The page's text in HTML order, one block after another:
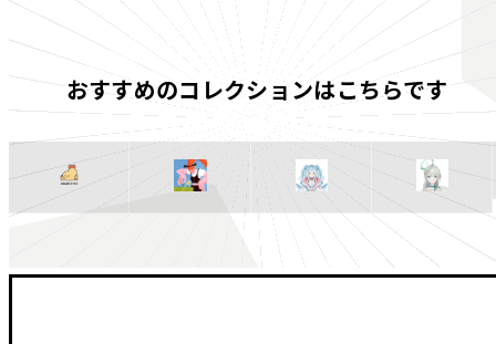
おすすめのコレクションはこちらです